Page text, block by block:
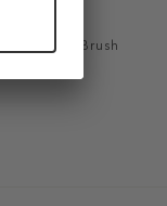
Concealer Brush